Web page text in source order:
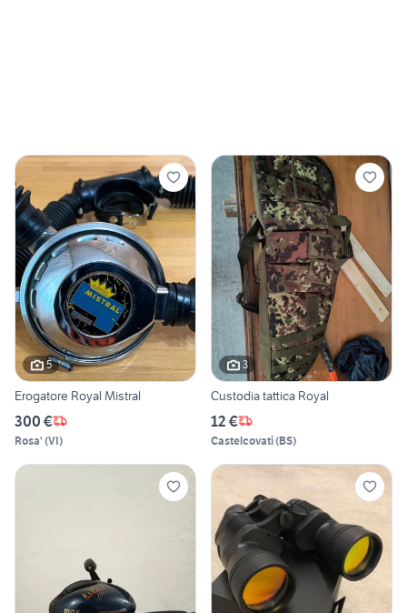
5
Erogatore Royal Mistral
300 €
Rosa' (VI)
3
Custodia tattica Royal
12 €
Castelcovati(BS)